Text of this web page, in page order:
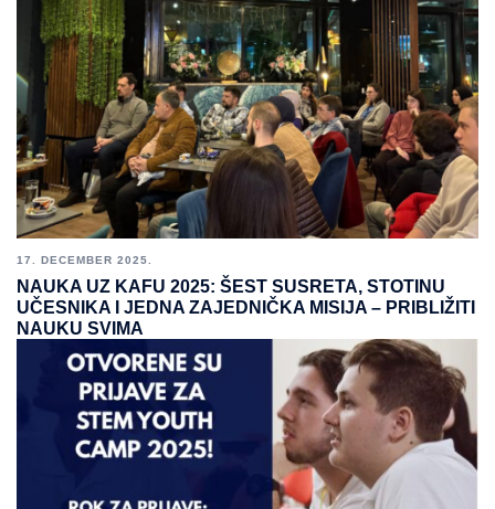
17. DECEMBER 2025.
NAUKA UZ KAFU 2025: ŠEST SUSRETA, STOTINU
UČESNIKA I JEDNA ZAJEDNIČKA MISIJA – PRIBLIŽITI
NAUKU SVIMA